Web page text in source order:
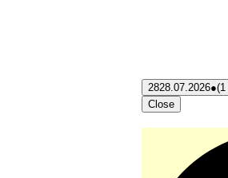
2828.07.2026●(1
Close